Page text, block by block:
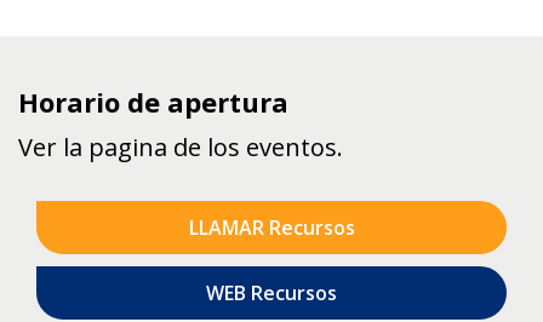
Horario de apertura
Ver la pagina de los eventos.
LLAMAR Recursos
WEB Recursos